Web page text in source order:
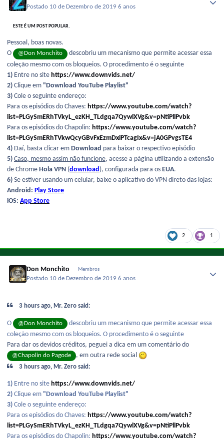
Postado 10 de Dezembro de 20196 anos
ESTE É UM POST POPULAR.
Pessoal, boas novas.
O
@Don Monchito
descobriu um mecanismo que permite acessar essa
coleção mesmo com os bloqueios. O procedimento é o seguinte
1) Entre no site https://www.downvids.net/
2) Clique em "Download YouTube Playlist"
3) Cole o seguinte endereço:
Para os episódios do Chaves: https://www.youtube.com/watch?
list=PLGySmERhTVkyL_ezKH_TLdgqa7QywlXVg&v=pNtiPllPvbk
Para os episódios do Chapolin: https://www.youtube.com/watch?
list=PLGySmERhTVkwQcyGBvFxEzmDxiPTcagIx&v=jA0GPvgsTE4
4) Daí, basta clicar em Download para baixar o respectivo episódio
5) Caso, mesmo assim não funcione, acesse a página utilizando a extensão
de Chrome Hola VPN (download), configurada para os EUA.
6) Se estiver usando um celular, baixe o aplicativo do VPN direto das lojas:
Android: Play Store
iOS: App Store
2 1
Don Monchito Membros
Postado 10 de Dezembro de 20196 anos
3 hours ago, Mr. Zero said:
O @Don Monchito
descobriu um mecanismo que permite acessar essa
coleção mesmo com os bloqueios. O procedimento é o seguinte
Para dar os devidos créditos, peguei a dica em um comentário do
@Chapolin do Pagode , em outra rede social
3 hours ago, Mr. Zero said:
1) Entre no site https://www.downvids.net/
2) Clique em "Download YouTube Playlist"
3) Cole o seguinte endereço:
Para os episódios do Chaves: https://www.youtube.com/watch?
list=PLGySmERhTVkyL_ezKH_TLdgqa7QywlXVg&v=pNtiPllPvbk
Para os episódios do Chapolin: https://www.youtube.com/watch?